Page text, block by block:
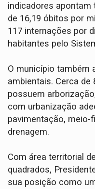
indicadores apontam
de 16,19 óbitos por
117 internações por
habitantes pelo
O município também
ambientais. Cerca de
possuem
com urbanização
pavimentação, meio-
drenagem.
Com área territorial
quadrados,
sua posição como